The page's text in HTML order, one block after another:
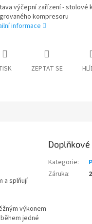
výčepní zařízení - stolové
kompresoru
informace
ZEPTAT SE
a splňují
výkonem
jedné
Kategorie:
Záruka: